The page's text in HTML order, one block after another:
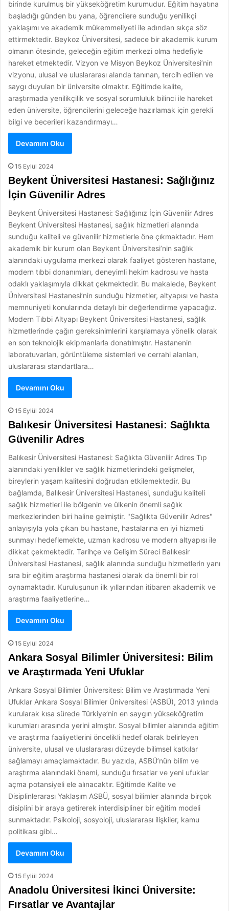
birinde kurulmuş bir yükseköğretim kurumudur. Eğitim hayatına
başladığı günden bu yana, öğrencilere sunduğu yenilikçi
yaklaşımı ve akademik mükemmeliyeti ile adından sıkça söz
ettirmektedir. Beykoz Üniversitesi, sadece bir akademik kurum
olmanın ötesinde, geleceğin eğitim merkezi olma hedefiyle
hareket etmektedir. Vizyon ve Misyon Beykoz Üniversitesi’nin
vizyonu, ulusal ve uluslararası alanda tanınan, tercih edilen ve
saygı duyulan bir üniversite olmaktır. Eğitimde kalite,
araştırmada yenilikçilik ve sosyal sorumluluk bilinci ile hareket
eden üniversite, öğrencilerini geleceğe hazırlamak için gerekli
bilgi ve becerileri kazandırmayı…
Devamını Oku
15 Eylül 2024
Beykent Üniversitesi Hastanesi: Sağlığınız
İçin Güvenilir Adres
Beykent Üniversitesi Hastanesi: Sağlığınız İçin Güvenilir Adres
Beykent Üniversitesi Hastanesi, sağlık hizmetleri alanında
sunduğu kaliteli ve güvenilir hizmetlerle öne çıkmaktadır. Hem
akademik bir kurum olan Beykent Üniversitesi’nin sağlık
alanındaki uygulama merkezi olarak faaliyet gösteren hastane,
modern tıbbi donanımları, deneyimli hekim kadrosu ve hasta
odaklı yaklaşımıyla dikkat çekmektedir. Bu makalede, Beykent
Üniversitesi Hastanesi’nin sunduğu hizmetler, altyapısı ve hasta
memnuniyeti konularında detaylı bir değerlendirme yapacağız.
Modern Tıbbi Altyapı Beykent Üniversitesi Hastanesi, sağlık
hizmetlerinde çağın gereksinimlerini karşılamaya yönelik olarak
en son teknolojik ekipmanlarla donatılmıştır. Hastanenin
laboratuvarları, görüntüleme sistemleri ve cerrahi alanları,
uluslararası standartlara…
Devamını Oku
15 Eylül 2024
Balıkesir Üniversitesi Hastanesi: Sağlıkta
Güvenilir Adres
Balıkesir Üniversitesi Hastanesi: Sağlıkta Güvenilir Adres Tıp
alanındaki yenilikler ve sağlık hizmetlerindeki gelişmeler,
bireylerin yaşam kalitesini doğrudan etkilemektedir. Bu
bağlamda, Balıkesir Üniversitesi Hastanesi, sunduğu kaliteli
sağlık hizmetleri ile bölgenin ve ülkenin önemli sağlık
merkezlerinden biri haline gelmiştir. "Sağlıkta Güvenilir Adres"
anlayışıyla yola çıkan bu hastane, hastalarına en iyi hizmeti
sunmayı hedeflemekte, uzman kadrosu ve modern altyapısı ile
dikkat çekmektedir. Tarihçe ve Gelişim Süreci Balıkesir
Üniversitesi Hastanesi, sağlık alanında sunduğu hizmetlerin yanı
sıra bir eğitim araştırma hastanesi olarak da önemli bir rol
oynamaktadır. Kuruluşunun ilk yıllarından itibaren akademik ve
araştırma faaliyetlerine…
Devamını Oku
15 Eylül 2024
Ankara Sosyal Bilimler Üniversitesi: Bilim
ve Araştırmada Yeni Ufuklar
Ankara Sosyal Bilimler Üniversitesi: Bilim ve Araştırmada Yeni
Ufuklar Ankara Sosyal Bilimler Üniversitesi (ASBÜ), 2013 yılında
kurularak kısa sürede Türkiye’nin en saygın yükseköğretim
kurumları arasında yerini almıştır. Sosyal bilimler alanında eğitim
ve araştırma faaliyetlerini öncelikli hedef olarak belirleyen
üniversite, ulusal ve uluslararası düzeyde bilimsel katkılar
sağlamayı amaçlamaktadır. Bu yazıda, ASBÜ’nün bilim ve
araştırma alanındaki önemi, sunduğu fırsatlar ve yeni ufuklar
açma potansiyeli ele alınacaktır. Eğitimde Kalite ve
Disiplinlerarası Yaklaşım ASBÜ, sosyal bilimler alanında birçok
disiplini bir araya getirerek interdisipliner bir eğitim modeli
sunmaktadır. Psikoloji, sosyoloji, uluslararası ilişkiler, kamu
politikası gibi…
Devamını Oku
15 Eylül 2024
Anadolu Üniversitesi İkinci Üniversite:
Fırsatlar ve Avantajlar